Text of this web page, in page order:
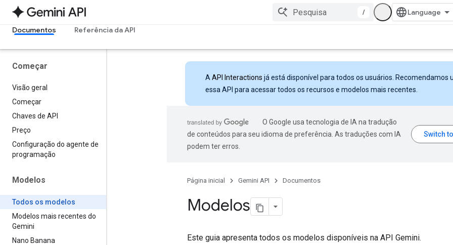
/
Documentos
Referência da API
Começar
Visão geral
Começar
Chaves de API
Preço
Configuração do agente de
programação
Modelos
Todos os modelos
Modelos mais recentes do
Gemini
Nano Banana
A API Interactions já está disponível para todos os usuários. Recomendamos
essa API para acessar todos os recursos e modelos mais recentes.
O Google usa tecnologia de IA na tradução
de conteúdos para seu idioma de preferência. As traduções com IA
podem ter erros.
Página inicial Gemini API Documentos
Modelos
Este guia apresenta todos os modelos disponíveis na API Gemini.